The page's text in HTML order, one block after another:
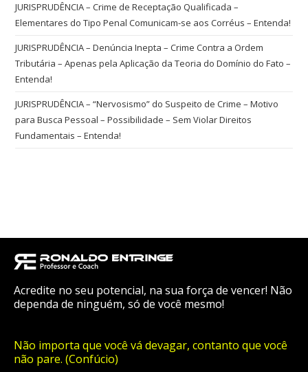
JURISPRUDÊNCIA – Crime de Receptação Qualificada –
Elementares do Tipo Penal Comunicam-se aos Corréus – Entenda!
JURISPRUDÊNCIA – Denúncia Inepta – Crime Contra a Ordem
Tributária – Apenas pela Aplicação da Teoria do Domínio do Fato –
Entenda!
JURISPRUDÊNCIA – “Nervosismo” do Suspeito de Crime – Motivo
para Busca Pessoal – Possibilidade – Sem Violar Direitos
Fundamentais – Entenda!
Acredite no seu potencial, na sua força de vencer! Não
dependa de ninguém, só de você mesmo!
Não importa que você vá devagar, contanto que você
não pare. (Confúcio)